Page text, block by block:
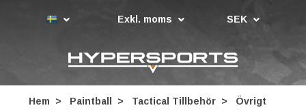
Exkl. moms SEK
Hem Paintball Tactical Tillbehör
Övrigt